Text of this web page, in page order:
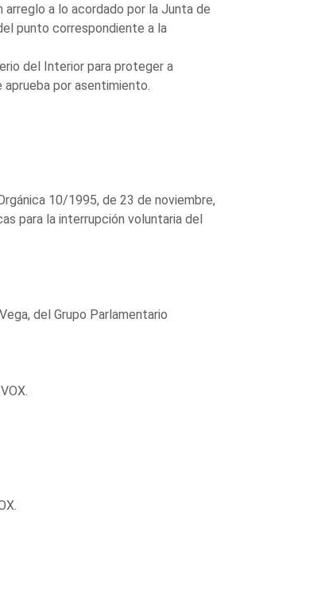
a lo acordado por la Junta de
punto correspondiente a la
del Interior para proteger a
por asentimiento.
10/1995, de 23 de noviembre,
para la interrupción voluntaria del
del Grupo Parlamentario